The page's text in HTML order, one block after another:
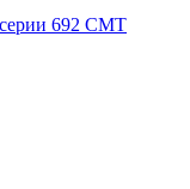
692 CMT